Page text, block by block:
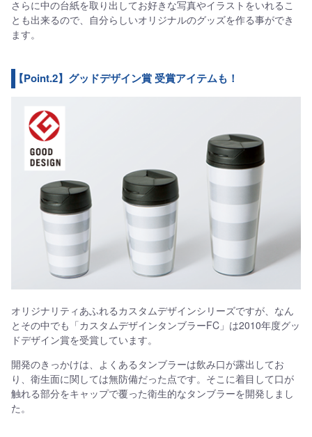
さらに中の台紙を取り出してお好きな写真やイラストをいれるこ
とも出来るので、自分らしいオリジナルのグッズを作る事ができ
ます。
【Point.2】グッドデザイン賞 受賞アイテムも！
オリジナリティあふれるカスタムデザインシリーズですが、なん
とその中でも「カスタムデザインタンブラーFC」は2010年度グッ
ドデザイン賞を受賞しています。
開発のきっかけは、よくあるタンブラーは飲み口が露出してお
り、衛生面に関しては無防備だった点です。そこに着目して口が
触れる部分をキャップで覆った衛生的なタンブラーを開発しまし
た。